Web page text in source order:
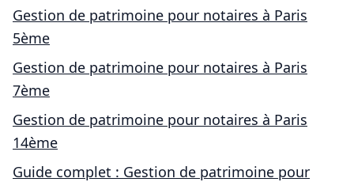
Gestion de patrimoine pour notaires à Paris
5ème
Gestion de patrimoine pour notaires à Paris
7ème
Gestion de patrimoine pour notaires à Paris
14ème
Guide complet : Gestion de patrimoine pour